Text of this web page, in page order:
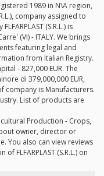
1989 in N\A region,
company assigned to
(S.R.L.) is
(VI) - ITALY. We brings
featuring legal and
from Italian Registry.
- 827,000 EUR. The
di 379,000,000 EUR,
company is Manufacturers.
List of products are
Production - Crops,
owner, director or
You also can view reviews
FLFARPLAST (S.R.L.) on